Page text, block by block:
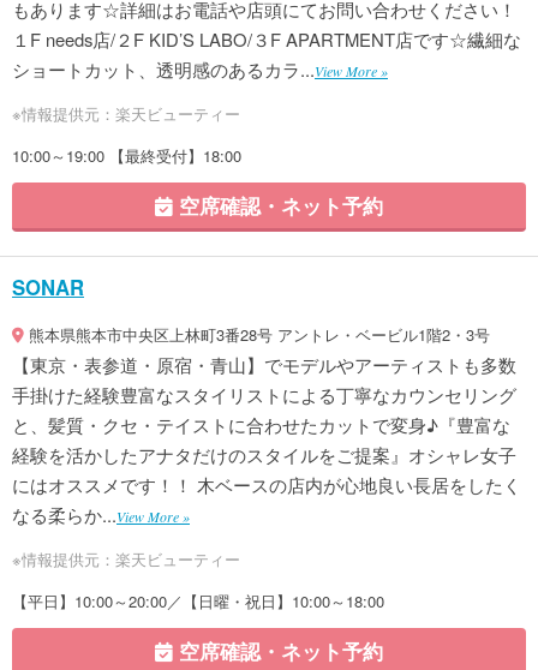
もあります☆詳細はお電話や店頭にてお問い合わせください！
１F needs店/２F KID’S LABO/３F APARTMENT店です☆繊細な
ショートカット、透明感のあるカラ...View More »
※情報提供元：楽天ビューティー
10:00～19:00 【最終受付】18:00
空席確認・ネット予約
SONAR
熊本県熊本市中央区上林町3番28号 アントレ・ベービル1階2・3号
【東京・表参道・原宿・青山】でモデルやアーティストも多数
手掛けた経験豊富なスタイリストによる丁寧なカウンセリング
と、髪質・クセ・テイストに合わせたカットで変身♪『豊富な
経験を活かしたアナタだけのスタイルをご提案』オシャレ女子
にはオススメです！！ 木ベースの店内が心地良い長居をしたく
なる柔らか...View More »
※情報提供元：楽天ビューティー
【平日】10:00～20:00／【日曜・祝日】10:00～18:00
空席確認・ネット予約